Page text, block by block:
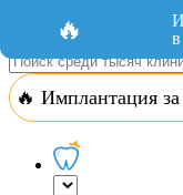
Добавить
🔥 Имплантация
🔥